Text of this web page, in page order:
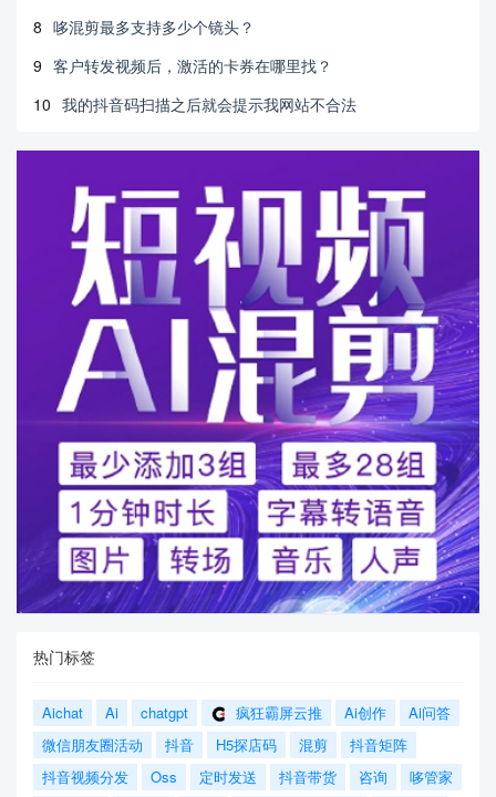
8 哆混剪最多支持多少个镜头？
9 客户转发视频后，激活的卡券在哪里找？
10 我的抖音码扫描之后就会提示我网站不合法
热门标签
Aichat Ai chatgpt 疯狂霸屏云推 Ai创作
Ai问答
微信朋友圈活动
抖音 H5探店码 混剪
抖音矩阵
抖音视频分发
Oss 定时发送 抖音带货 咨询
哆管家